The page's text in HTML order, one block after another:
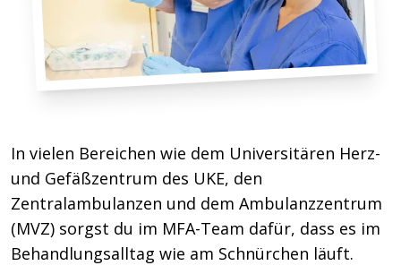
In vielen Bereichen wie dem Universitären Herz-
und Gefäßzentrum des UKE, den
Zentralambulanzen und dem Ambulanzzentrum
(MVZ) sorgst du im MFA-Team dafür, dass es im
Behandlungsalltag wie am Schnürchen läuft.